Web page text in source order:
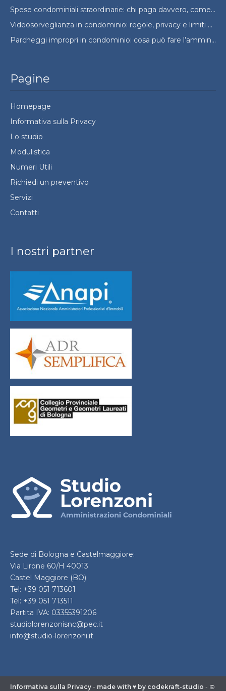
Sede di Bologna e Castelmaggiore:
Via Lirone 60/H 40013
Castel Maggiore (BO)
Tel: +39 051 713601
Tel: +39 051 713511
Partita IVA: 03355391206
studiolorenzonisnc@pec.it
info@studio-lorenzoni.it
I nostri partner
Pagine
Homepage
Informativa sulla Privacy
Lo studio
Modulistica
Numeri Utili
Richiedi un preventivo
Servizi
Contatti
Spese condominiali straordinarie: chi paga davvero, come si ripartono e quando si possono contestare
Videosorveglianza in condominio: regole, privacy e limiti da conoscere
Parcheggi impropri in condominio: cosa può fare l’amministratore e cosa no
Informativa sulla Privacy - made with ♥ by codekraft-studio - ©